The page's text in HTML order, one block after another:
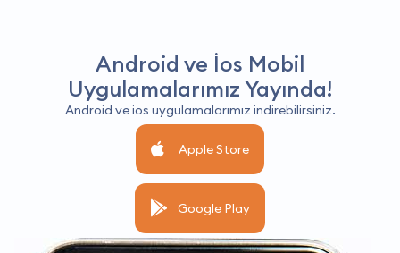
Android ve İos Mobil
Uygulamalarımız Yayında!
Android ve ios uygulamalarımız indirebilirsiniz.
Apple Store
Google Play